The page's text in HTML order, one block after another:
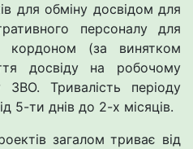
для обміну досвідом для
персоналу для
кордоном (за винятком
досвіду на робочому
ЗВО. Тривалість періоду
5-ти днів до 2-х місяців.
загалом триває від